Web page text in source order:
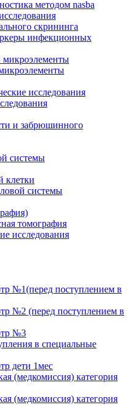
методом nasba
скрининга
инфекционных
исследования
и забрюшинного
системы
клетки
системы
томография
исследования
№1(перед поступлением в
№2 (перед поступлением в
№3
в специальные
дети 1мес
(медкомиссия) категория
(медкомиссия) категория